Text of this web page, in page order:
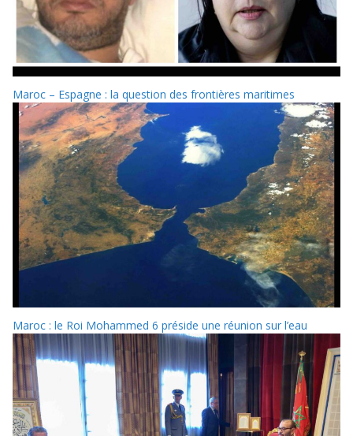
Maroc – Espagne : la question des frontières maritimes
Maroc : le Roi Mohammed 6 préside une réunion sur l’eau